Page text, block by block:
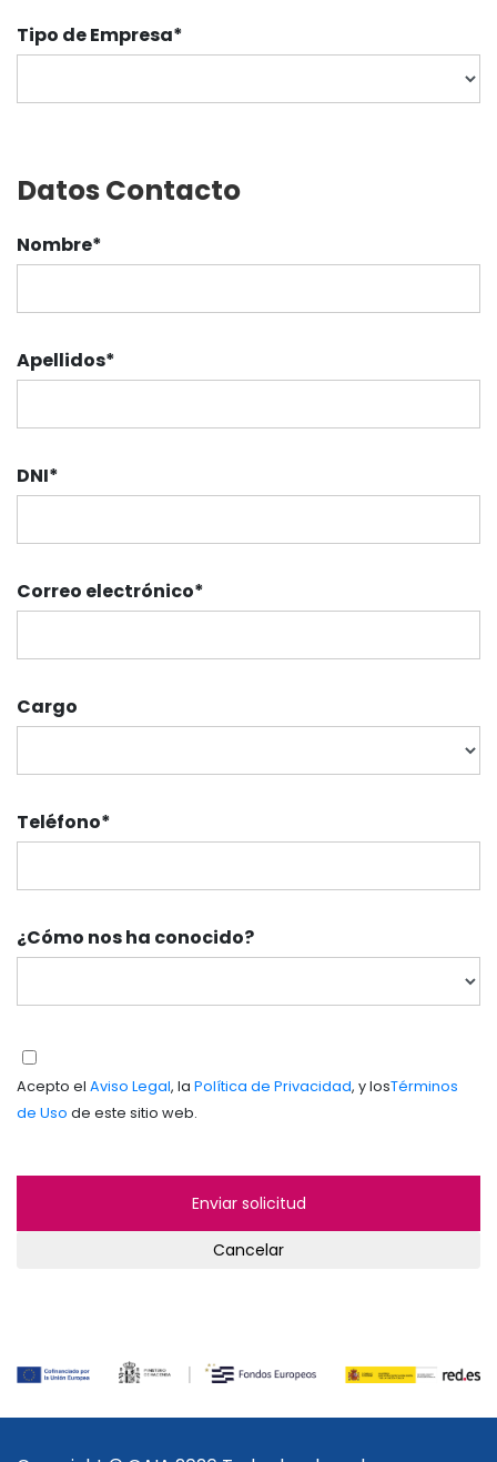
Tipo de Empresa*
Datos Contacto
Nombre*
Apellidos*
DNI*
Correo electrónico*
Cargo
Teléfono*
¿Cómo nos ha conocido?
Acepto el Aviso Legal, la Política de Privacidad, y losTérminos
de Uso de este sitio web.
Cancelar